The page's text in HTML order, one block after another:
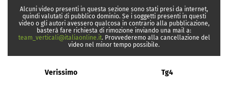
Alcuni video presenti in questa sezione sono stati presi da internet,
quindi valutati di pubblico dominio. Se i soggetti presenti in questi
video o gli autori avessero qualcosa in contrario alla pubblicazione,
basterà fare richiesta di rimozione inviando una mail a:
team_verticali@italiaonline.it. Provvederemo alla cancellazione del
video nel minor tempo possibile.
Verissimo Tg4